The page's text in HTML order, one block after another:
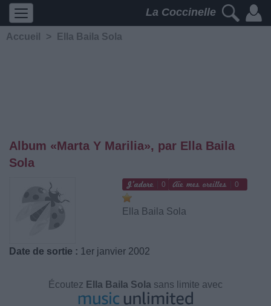
La Coccinelle
Accueil > Ella Baila Sola
Album «Marta Y Marilia», par Ella Baila
Sola
0 0
Ella Baila Sola
Date de sortie : 1er janvier 2002
Écoutez Ella Baila Sola sans limite avec